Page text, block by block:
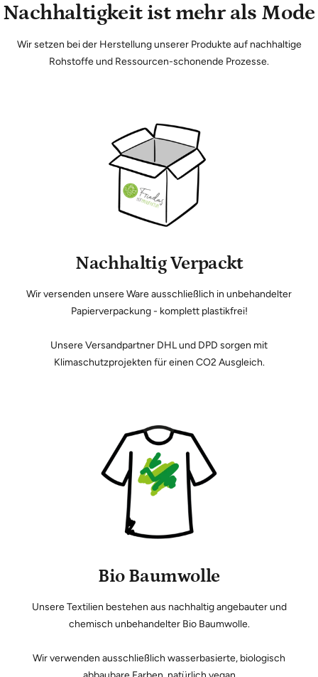
Nachhaltigkeit ist mehr als Mode
Wir setzen bei der Herstellung unserer Produkte auf nachhaltige
Rohstoffe und Ressourcen-schonende Prozesse.
Nachhaltig Verpackt
Wir versenden unsere Ware ausschließlich in unbehandelter
Papierverpackung - komplett plastikfrei!
Unsere Versandpartner DHL und DPD sorgen mit
Klimaschutzprojekten für einen CO2 Ausgleich.
Bio Baumwolle
Unsere Textilien bestehen aus nachhaltig angebauter und
chemisch unbehandelter Bio Baumwolle.
Wir verwenden ausschließlich wasserbasierte, biologisch